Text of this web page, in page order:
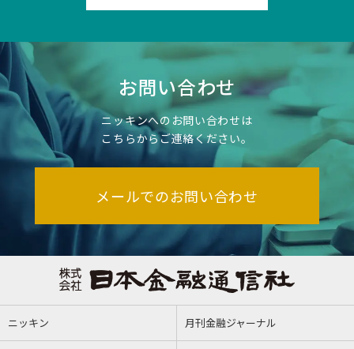
お問い合わせ
ニッキンへのお問い合わせは
こちらからご連絡ください。
メールでのお問い合わせ
ニッキン 月刊金融ジャーナル